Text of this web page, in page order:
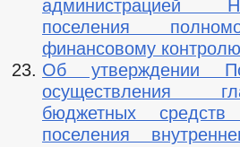
администрацией
поселения
финансовому контролю
Об утверждении
осуществления
бюджетных средств
поселения